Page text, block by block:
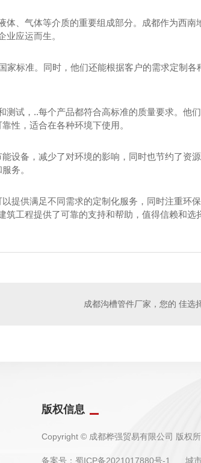
、气体等介质的重要组成部分。成都作为西南
应运而生。
标准。同时，他们还能根据客户的需求定制各
试，..每个产品都符合高标准的质量要求。他
性，适合在各种环境下使用。
设备，减少了对环境的影响，同时也节约了资
务。
提供满足不同需求的定制化服务，同时注重环
工程提供了可靠的支持和帮助，值得信赖和选
成都沟槽管件厂家，您的 佳选
版权信息
Copyright © 成都桦强贸易有限公司 版权
备案号： 蜀ICP备2021017880号-1 城